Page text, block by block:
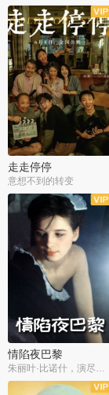
走走停停
意想不到的转变
情陷夜巴黎
朱丽叶·比诺什，演尽失爱之痛